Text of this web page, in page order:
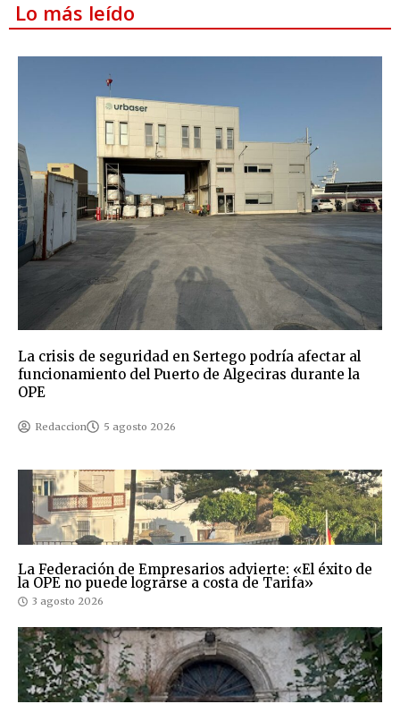
Lo más leído
La crisis de seguridad en Sertego podría afectar al
funcionamiento del Puerto de Algeciras durante la
OPE
Redaccion 5 agosto 2026
La Federación de Empresarios advierte: «El éxito de
la OPE no puede lograrse a costa de Tarifa»
3 agosto 2026